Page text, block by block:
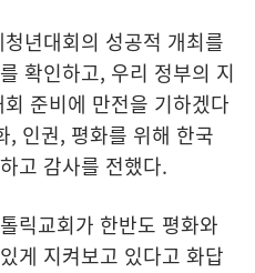
년대회의 성공적 개최를
확인하고, 우리 정부의 지
준비에 만전을 기하겠다
, 인권, 평화를 위해 한국
고 감사를 전했다.
릭교회가 한반도 평화와
게 지켜보고 있다고 화답